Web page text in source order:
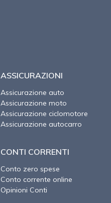
ASSICURAZIONI
Assicurazione auto
Assicurazione moto
Assicurazione ciclomotore
Assicurazione autocarro
CONTI CORRENTI
Conto zero spese
Conto corrente online
Opinioni Conti